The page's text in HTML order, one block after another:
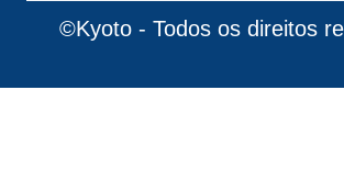
©Kyoto - Todos os direitos